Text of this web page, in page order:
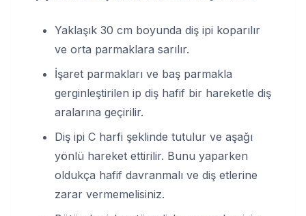
Yaklaşık 30 cm boyunda diş ipi koparılır
ve orta parmaklara sarılır.
İşaret parmakları ve baş parmakla
gerginleştirilen ip diş hafif bir hareketle diş
aralarına geçirilir.
Diş ipi C harfi şeklinde tutulur ve aşağı
yönlü hareket ettirilir. Bunu yaparken
oldukça hafif davranmalı ve diş etlerine
zarar vermemelisiniz.